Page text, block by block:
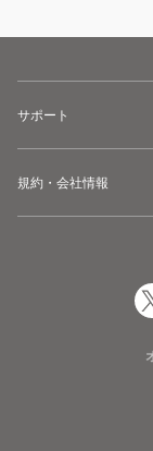
サポート
規約・会社情報